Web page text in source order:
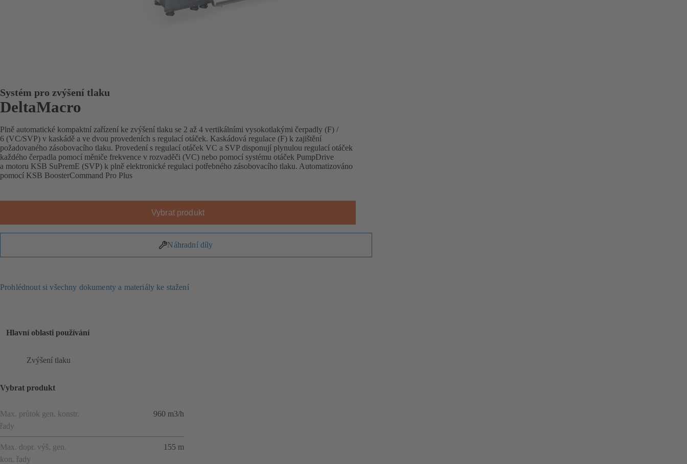
Systém pro zvýšení tlaku
DeltaMacro
Plně automatické kompaktní zařízení ke zvýšení tlaku se 2 až 4 vertikálními vysokotlakými čerpadly (F) /
6 (VC/SVP) v kaskádě a ve dvou provedeních s regulací otáček. Kaskádová regulace (F) k zajištění
požadovaného zásobovacího tlaku. Provedení s regulací otáček VC a SVP disponují plynulou regulací otáček
každého čerpadla pomocí měniče frekvence v rozvaděči (VC) nebo pomocí systému otáček PumpDrive
a motoru KSB SuPremE (SVP) k plně elektronické regulaci potřebného zásobovacího tlaku. Automatizováno
pomocí KSB BoosterCommand Pro Plus
Vybrat produkt
Náhradní díly
Prohlédnout si všechny dokumenty a materiály ke stažení
Hlavní oblasti používání
Zvýšení tlaku
Vybrat produkt
Max. průtok gen. konstr.
řady
960 m3/h
Max. dopr. výš. gen.
kon. řady
155 m